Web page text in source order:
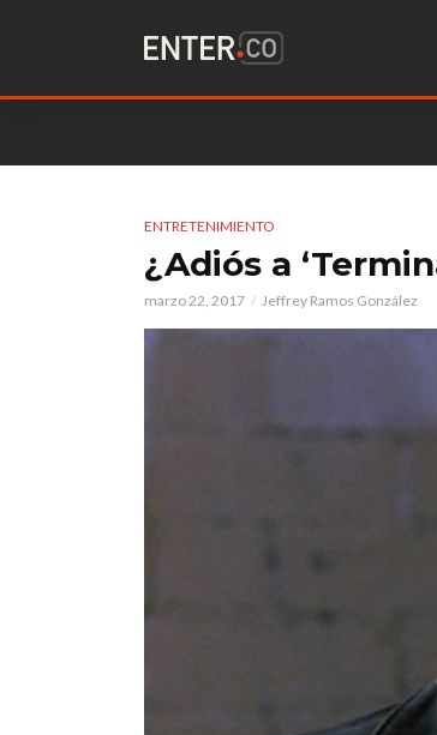
ENTRETENIMIENTO
¿Adiós a
marzo 22, 2017 Jeffrey Ramos González